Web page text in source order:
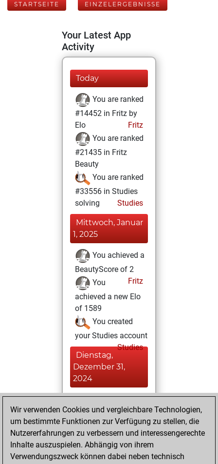
STARTSEITE EINZELERGEBNISSE
Your Latest App
Activity
Today
You are ranked
#14452 in Fritz by
Elo
Fritz
You are ranked
#21435 in Fritz
Beauty
You are ranked
#33556 in Studies
solving
Studies
Mittwoch, Januar
1, 2025
You achieved a
BeautyScore of 2
Fritz
You
achieved a new Elo
of 1589
You created
your Studies account
Studies
Dienstag,
Dezember 31,
2024
You created
your Fritz account
Fritz
You
played 1 blitz games
Play
You
Wir verwenden Cookies und vergleichbare Technologien,
um bestimmte Funktionen zur Verfügung zu stellen, die
Nutzererfahrungen zu verbessern und interessengerechte
Inhalte auszuspielen. Abhängig von ihrem
Verwendungszweck können dabei neben technisch